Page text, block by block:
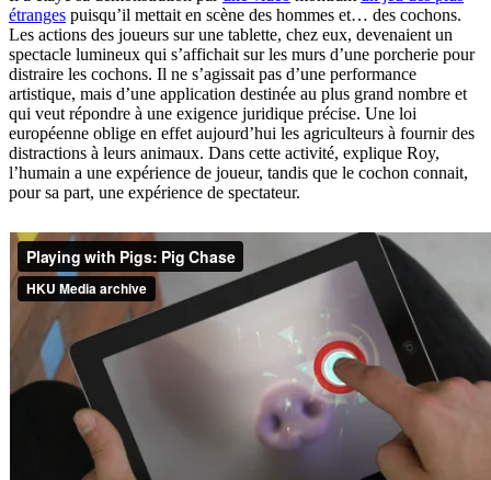
étranges puisqu’il mettait en scène des hommes et… des cochons.
Les actions des joueurs sur une tablette, chez eux, devenaient un
spectacle lumineux qui s’affichait sur les murs d’une porcherie pour
distraire les cochons. Il ne s’agissait pas d’une performance
artistique, mais d’une application destinée au plus grand nombre et
qui veut répondre à une exigence juridique précise. Une loi
européenne oblige en effet aujourd’hui les agriculteurs à fournir des
distractions à leurs animaux. Dans cette activité, explique Roy,
l’humain a une expérience de joueur, tandis que le cochon connait,
pour sa part, une expérience de spectateur.